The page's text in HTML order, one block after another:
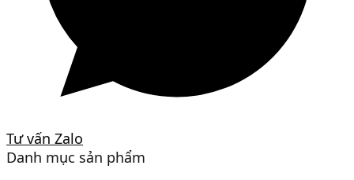
Tư vấn Zalo
Danh mục sản phẩm